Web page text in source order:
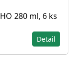
280 ml, 6 ks
Detail